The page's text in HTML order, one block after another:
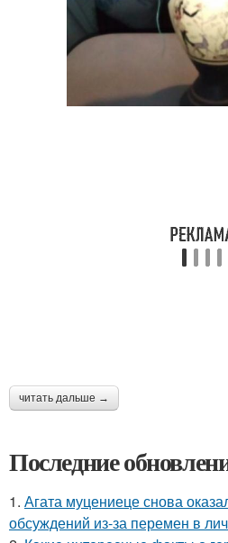
читать дальше →
Последние
1. Агата муцениеце снова
обсуждений из-за перемен в